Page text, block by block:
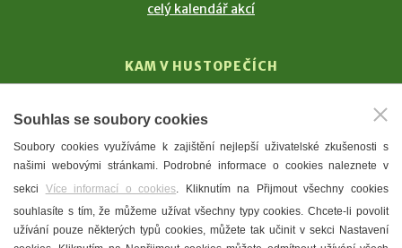
celý kalendář akcí
KAM V HUSTOPEČÍCH
T. G. Masaryk
Mandloně
Ubytování
Restaurace
Městské muzeum a galerie
Souhlas se soubory cookies
Soubory cookies využíváme k zajištění nejlepší uživatelské zkušenosti s
našimi webovými stránkami. Podrobné informace o cookies naleznete v
sekci Více informací o cookies. Kliknutím na Přijmout všechny cookies
souhlasíte s tím, že můžeme užívat všechny typy cookies. Chcete-li povolit
užívání pouze některých typů cookies, můžete tak učinit v sekci Nastavení